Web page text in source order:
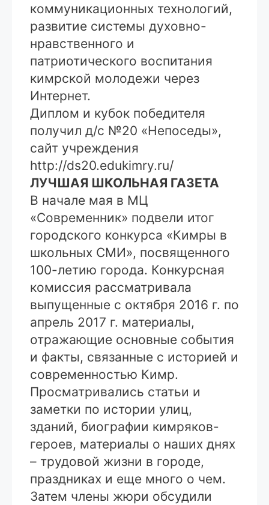
коммуникационных технологий,
развитие системы духовно-
нравственного и
патриотического воспитания
кимрской молодежи через
Интернет.
Диплом и кубок победителя
получил д/с №20 «Непоседы»,
сайт учреждения
http://ds20.edukimry.ru/
ЛУЧШАЯ ШКОЛЬНАЯ ГАЗЕТА
В начале мая в МЦ
«Современник» подвели итог
городского конкурса «Кимры в
школьных СМИ», посвященного
100-летию города. Конкурсная
комиссия рассматривала
выпущенные с октября 2016 г. по
апрель 2017 г. материалы,
отражающие основные события
и факты, связанные с историей и
современностью Кимр.
Просматривались статьи и
заметки по истории улиц,
зданий, биографии кимряков-
героев, материалы о наших днях
– трудовой жизни в городе,
праздниках и еще много о чем.
Затем члены жюри обсудили